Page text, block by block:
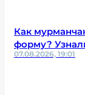
Как
форму?
07.08.2026, 19:01